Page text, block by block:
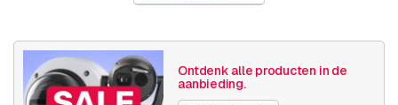
Gewicht
Grootte (lxbxh) 110 x 165 x 55 millimeters
Ontdenk alle producten in de
aanbieding.